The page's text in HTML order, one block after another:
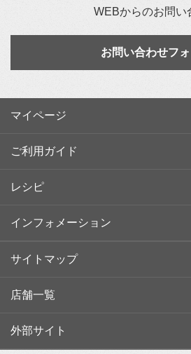
WEBからのお問い
お問い合わせフ
マイページ
ご利用ガイド
レシピ
インフォメーション
サイトマップ
店舗一覧
外部サイト